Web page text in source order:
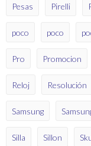
Pesas Pirelli
poco poco
Pro Promocion
Reloj Resolución
Samsung
Silla Sillon